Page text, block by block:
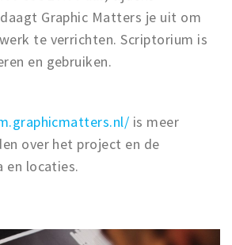
Graphic Matters je uit om
te verrichten. Scriptorium is
en gebruiken.
is meer
over het project en de
en locaties.